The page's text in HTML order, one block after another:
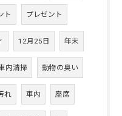
ト プレゼント
12月25日 年末
内清掃 動物の臭い
れ 車内 座席